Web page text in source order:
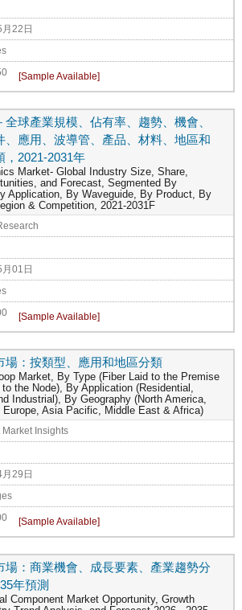
22日
全球產業規模、佔有率、趨勢、機會、
、應用、波導管、產品、材料、地區和
，2021-2031年
Market- Global Industry Size, Share,
and Forecast, Segmented By
Application, By Waveguide, By Product, By
& Competition, 2021-2031F
01日
場：按類型、應用和地區分類
Market, By Type (Fiber Laid to the Premise
the Node), By Application (Residential,
Industrial), By Geography (North America,
Europe, Asia Pacific, Middle East & Africa)
Insights
29日
場：商業機會、成長要素、產業趨勢分
年預測
Component Market Opportunity, Growth